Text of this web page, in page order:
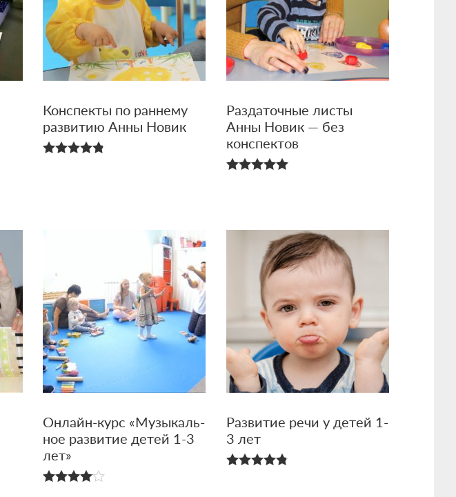
Конспекты по раннему
развитию Анны Новик
Раздаточные листы
Анны Новик — без
конспектов
Онлайн-курс «Музыкаль­
ное развитие детей 1-3
лет»
Развитие речи у детей 1-
3 лет